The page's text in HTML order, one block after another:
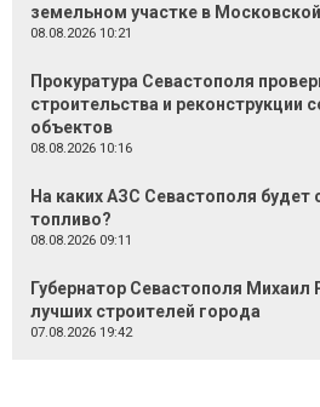
земельном участке в
08.08.2026 10:21
Прокуратура Севастополя
строительства и реконструкции
объектов
08.08.2026 10:16
На каких АЗС Севастополя будет
топливо?
08.08.2026 09:11
Губернатор Севастополя Михаил
лучших строителей города
07.08.2026 19:42